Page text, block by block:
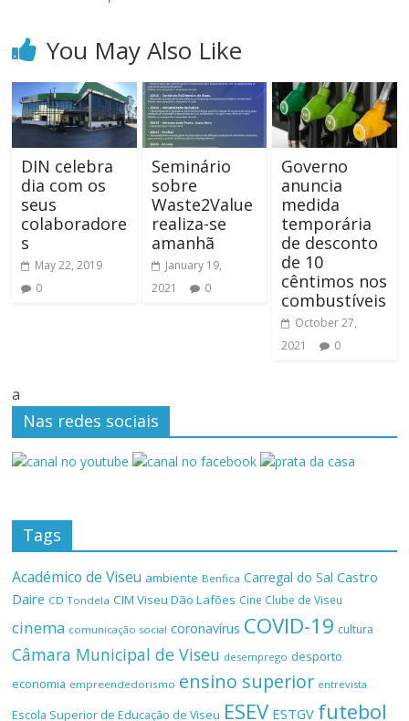
You May Also Like
DIN celebra
dia com os
seus
colaboradore
s
May 22, 2019
0
Seminário
sobre
Waste2Value
realiza-se
amanhã
January 19,
2021
0
Governo
anuncia
medida
temporária
de desconto
de 10
cêntimos nos
combustíveis
October 27,
2021
0
a
Nas redes sociais
Tags
Académico de Viseu ambiente Benfica Carregal do Sal Castro
Daire CD Tondela CIM Viseu Dão Lafões Cine Clube de Viseu
cinema comunicação social coronavírus COVID-19 cultura
Câmara Municipal de Viseu desemprego desporto
economia empreendedorismo ensino superior entrevista
Escola Superior de Educação de Viseu ESEV ESTGV futebol